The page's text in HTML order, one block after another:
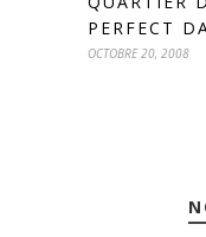
PERFECT
OCTOBRE 20, 2008